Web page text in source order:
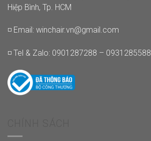
Hiệp Bình, Tp. HCM
◽ Email: winchair.vn@gmail.com
◽ Tel & Zalo: 0901287288 – 0931285588